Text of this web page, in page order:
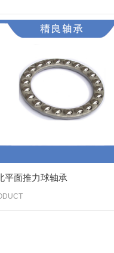
平面推力球轴承